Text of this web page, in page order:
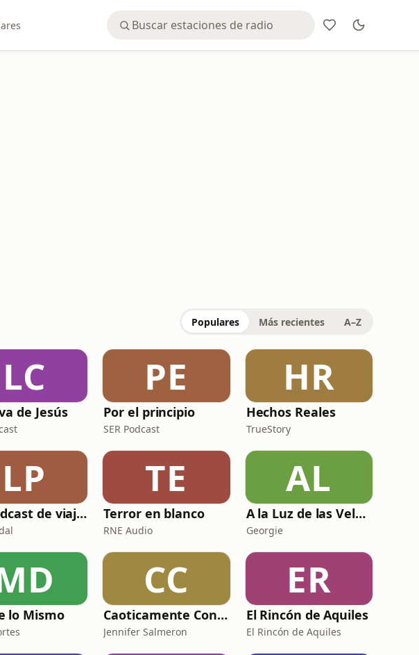
Populares Más recientes A–Z
LC
de Jesús
PE
Por el principio
SER Podcast
HR
Hechos Reales
TrueStory
LP
Los pódcast de viajes de Paco Nadal
TE
Terror en blanco
RNE Audio
AL
A la Luz de las Velas Podcast
Georgie
lo Mismo
CC
Caoticamente Consciente
Jennifer Salmeron
ER
El Rincón de Aquiles
El Rincón de Aquiles